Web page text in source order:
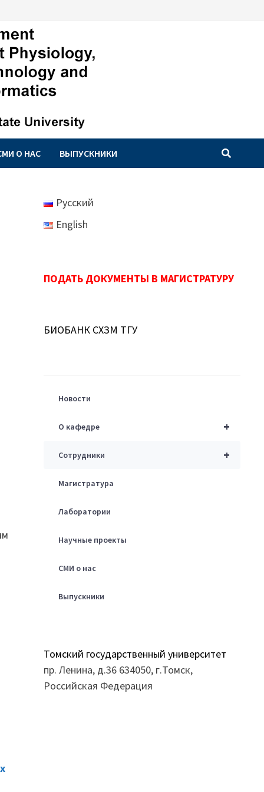
О НАС ВЫПУСКНИКИ
Русский
English
ПОДАТЬ ДОКУМЕНТЫ В МАГИСТРАТУРУ
БИОБАНК СХЗМ ТГУ
Новости
+
О кафедре
+
Сотрудники
Магистратура
Лаборатории
Научные проекты
СМИ о нас
Выпускники
Томский государственный университет
пр. Ленина, д.36 634050, г.Томск,
Российская Федерация